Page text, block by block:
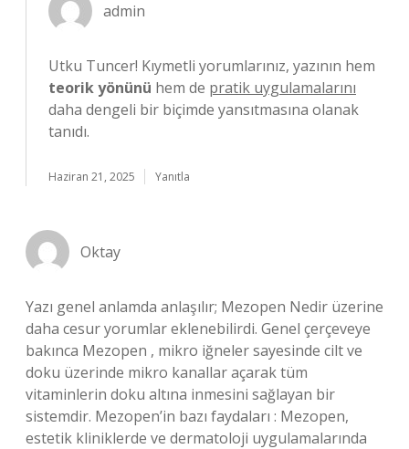
admin
Utku Tuncer! Kıymetli yorumlarınız, yazının hem
teorik yönünü hem de pratik uygulamalarını
daha dengeli bir biçimde yansıtmasına olanak
tanıdı.
Haziran 21, 2025 Yanıtla
Oktay
Yazı genel anlamda anlaşılır; Mezopen Nedir üzerine
daha cesur yorumlar eklenebilirdi. Genel çerçeveye
bakınca Mezopen , mikro iğneler sayesinde cilt ve
doku üzerinde mikro kanallar açarak tüm
vitaminlerin doku altına inmesini sağlayan bir
sistemdir. Mezopen’in bazı faydaları : Mezopen,
estetik kliniklerde ve dermatoloji uygulamalarında